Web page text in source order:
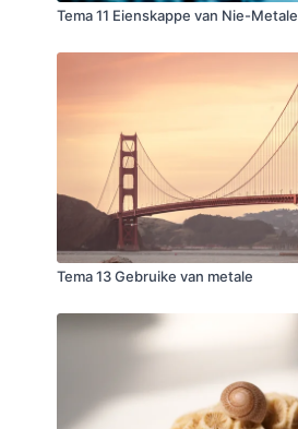
Tema 11 Eienskappe van Nie-Metale
Tema 13 Gebruike van metale